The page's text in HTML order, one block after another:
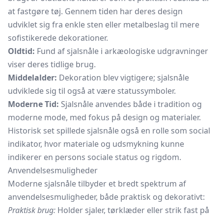
at fastgøre tøj. Gennem tiden har deres design
udviklet sig fra enkle sten eller metalbeslag til mere
sofistikerede dekorationer.
Oldtid: Fund af sjalsnåle i arkæologiske udgravninger
viser deres tidlige brug.
Middelalder: Dekoration blev vigtigere; sjalsnåle
udviklede sig til også at være statussymboler.
Moderne Tid: Sjalsnåle anvendes både i tradition og
moderne mode, med fokus på design og materialer.
Historisk set spillede sjalsnåle også en rolle som social
indikator, hvor materiale og udsmykning kunne
indikerer en persons sociale status og rigdom.
Anvendelsesmuligheder
Moderne sjalsnåle tilbyder et bredt spektrum af
anvendelsesmuligheder, både praktisk og dekorativt:
Praktisk brug: Holder sjaler, tørklæder eller strik fast på